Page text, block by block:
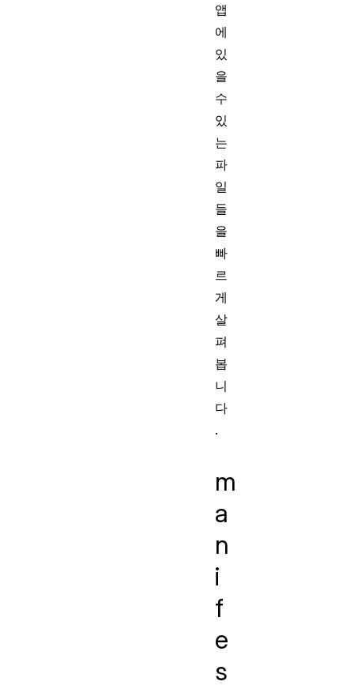
앱
에
있
을
수
있
는
파
일
들
을
빠
르
게
살
펴
봅
니
다
.
m
a
n
i
f
e
s